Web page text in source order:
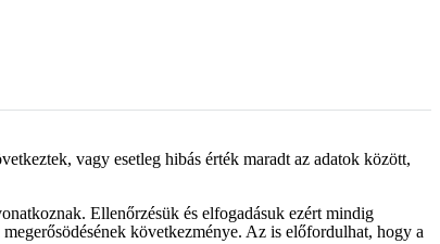
vagy esetleg hibás érték maradt az adatok között,
Ellenőrzésük és elfogadásuk ezért mindig
következménye. Az is előfordulhat, hogy a